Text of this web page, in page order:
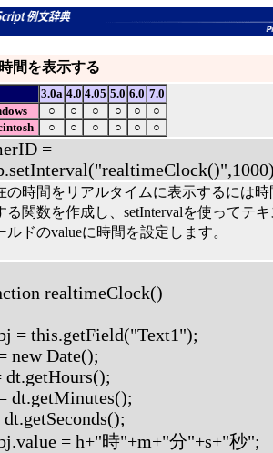
間を表示する
3.0a 4.0 4.05 5.0 6.0 7.0
○ ○ ○ ○ ○
○
○ ○ ○ ○ ○ ○
=
の時間をリアルタイムに表示するには時
る関数を作成し、setIntervalを使ってテ
ルドのvalueに時間を設定します。
realtimeClock()
= this.getField("Text1");
new Date();
dt.getHours();
dt.getMinutes();
dt.getSeconds();
= h+"時"+m+"分"+s+"秒";